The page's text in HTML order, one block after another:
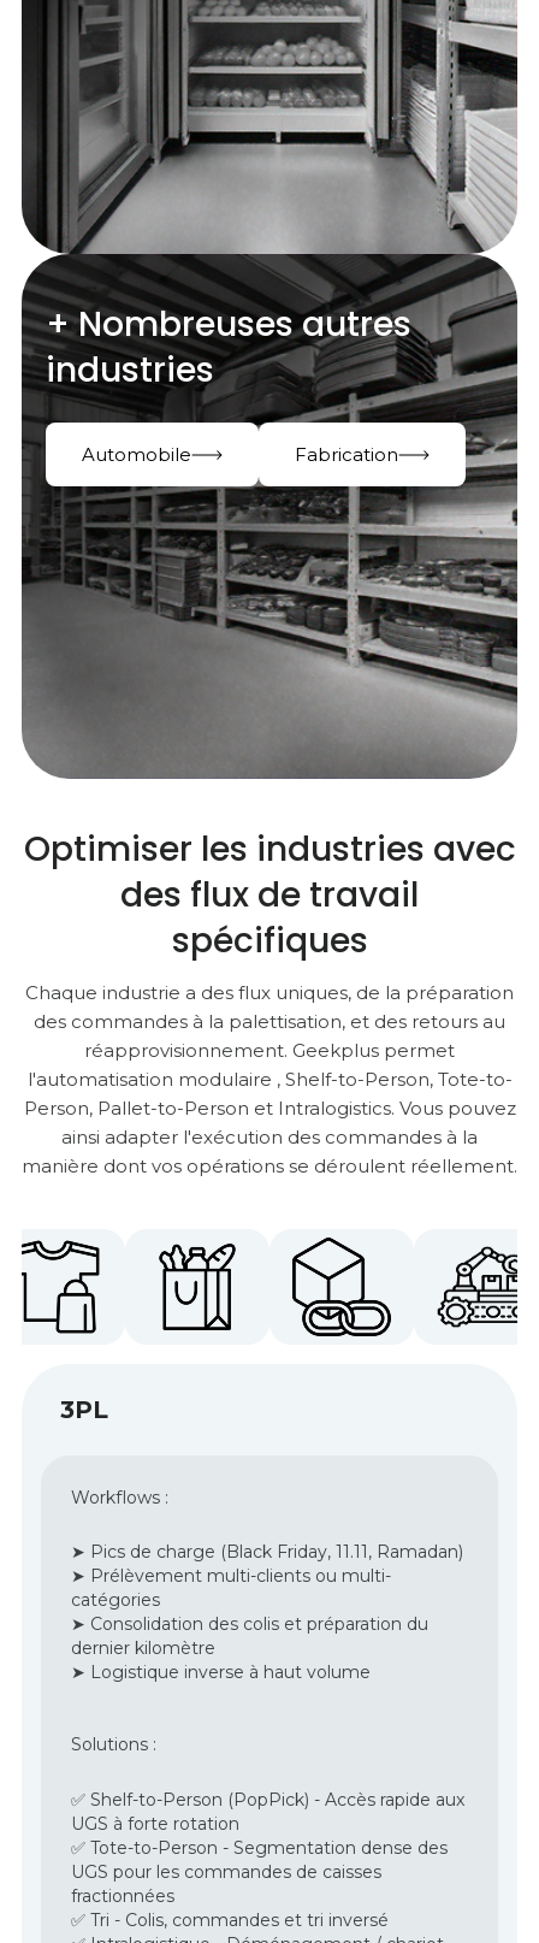
+ Nombreuses autres
industries
Automobile Fabrication
Optimiser les industries avec
des flux de travail
spécifiques
Chaque industrie a des flux uniques, de la préparation
des commandes à la palettisation, et des retours au
réapprovisionnement. Geekplus permet
l'automatisation modulaire , Shelf-to-Person, Tote-to-
Person, Pallet-to-Person et Intralogistics. Vous pouvez
ainsi adapter l'exécution des commandes à la
manière dont vos opérations se déroulent réellement.
3PL
Workflows :
➤ Pics de charge (Black Friday, 11.11, Ramadan)
➤ Prélèvement multi-clients ou multi-
catégories
➤ Consolidation des colis et préparation du
dernier kilomètre
➤ Logistique inverse à haut volume
Solutions :
✅ Shelf-to-Person (PopPick) - Accès rapide aux
UGS à forte rotation
✅ Tote-to-Person - Segmentation dense des
UGS pour les commandes de caisses
fractionnées
✅ Tri - Colis, commandes et tri inversé